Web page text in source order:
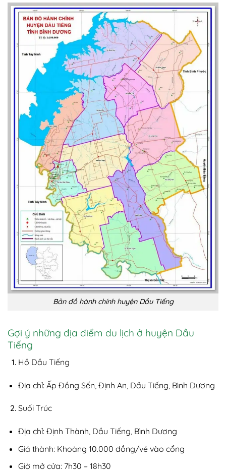
Bản đồ hành chính huyện Dầu Tiếng
Gợi ý những địa điểm du lịch ở huyện Dầu
Tiếng
Hồ Dầu Tiếng
Địa chỉ: Ấp Đồng Sến, Định An, Dầu Tiếng, Bình Dương
Suối Trúc
Địa chỉ: Định Thành, Dầu Tiếng, Bình Dương
Giá thành: Khoảng 10.000 đồng/vé vào cổng
Giờ mở cửa: 7h30 – 18h30